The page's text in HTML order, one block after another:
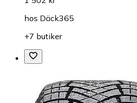
hos Däck365
+7 butiker